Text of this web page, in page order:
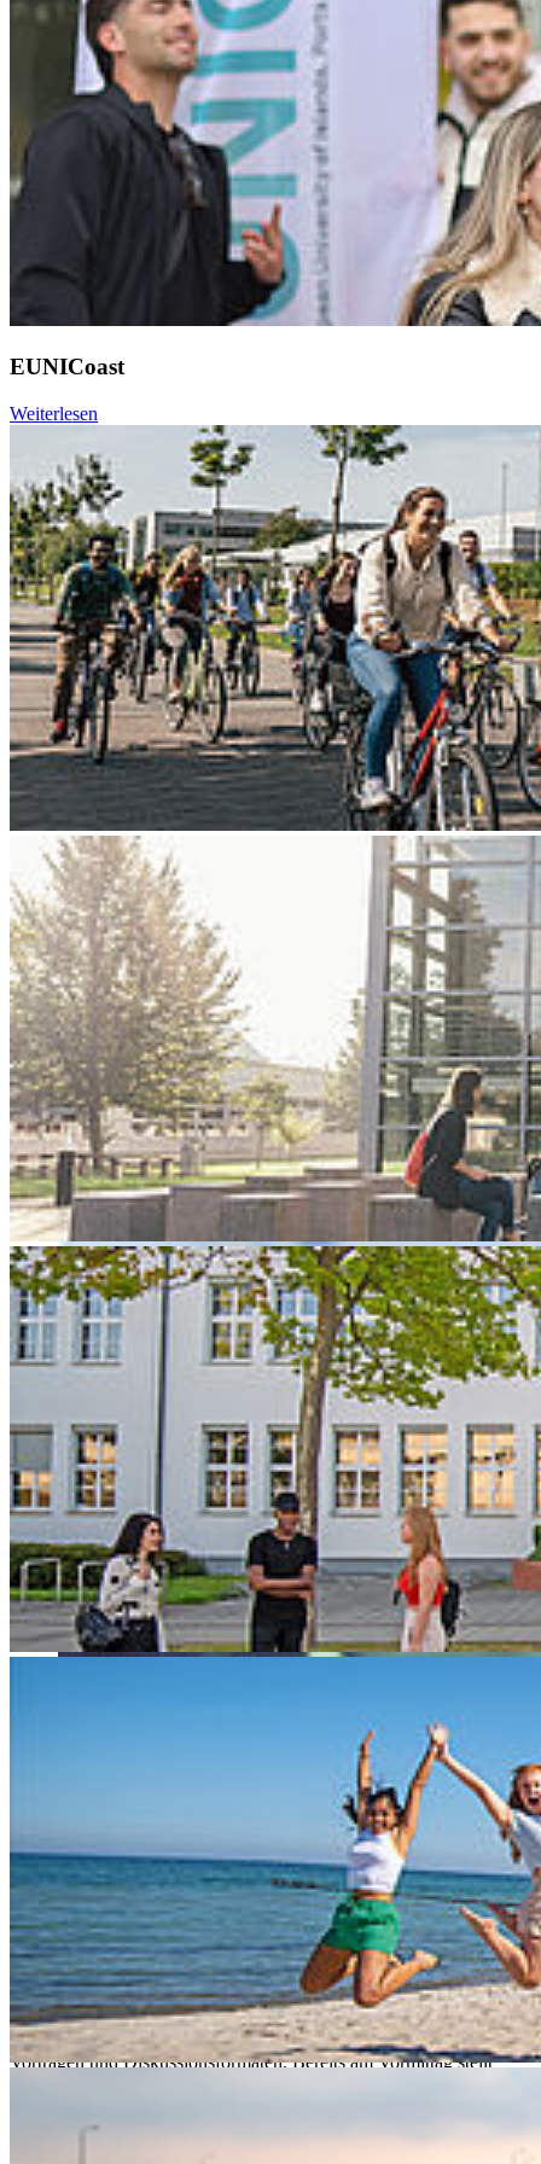
EUNICoast
Weiterlesen
Go to slide 1
Go to slide 2
Go to slide 3
Go to slide 4
Go to slide 5
Go to slide 6
Go to slide 7
Go to slide 8
Go to slide 9
Zurück
Hochschulen gestalten Wandel durch
Innovation und Zusammenarbeit
08.06.2026
Forschende und Hochschulleitung der HOST bringen ihre Expertise
in den Bereichen Energie, Digitalisierung, Internationalisierung und
Forschungsmanagement beim Netzwerktreffen ein.
Ausgehend von der Initiative der Präsident*innen der Europa
Universität Flensburg und FH Kiel sowie des Rektors unserer
Hochschule findet am 18. Juni erstmals die Netzwerkkonferenz
„Ostsee ConnecT 2026“ statt.
Unter dem Motto „Wissenschaft. Wirtschaft. Gesellschaft.“ bringt
die Konferenz Hochschulen aus Schleswig-Holstein und
Mecklenburg-Vorpommern zusammen, um die Zusammenarbeit im
Ostseeraum zu stärken und neue Impulse für gemeinsame Projekte
in Forschung, Lehre und Transfer zu setzen.
Die Hochschule Stralsund (HOST) gestaltet das Programm aktiv mit
und präsentiert ihre Forschungs- und Transferaktivitäten in mehreren
Vorträgen und Diskussionsformaten. Bereits am Vormittag stellt
Stralsund vor. Zudem beteiligt sich Dr. Maren Kopp,
Forschungsreferentin der HOST, an der Einführung in die Panels